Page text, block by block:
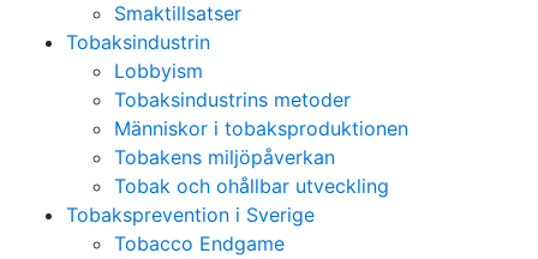
Smaktillsatser
Tobaksindustrin
Lobbyism
Tobaksindustrins metoder
Människor i tobaksproduktionen
Tobakens miljöpåverkan
Tobak och ohållbar utveckling
Tobaksprevention i Sverige
Tobacco Endgame